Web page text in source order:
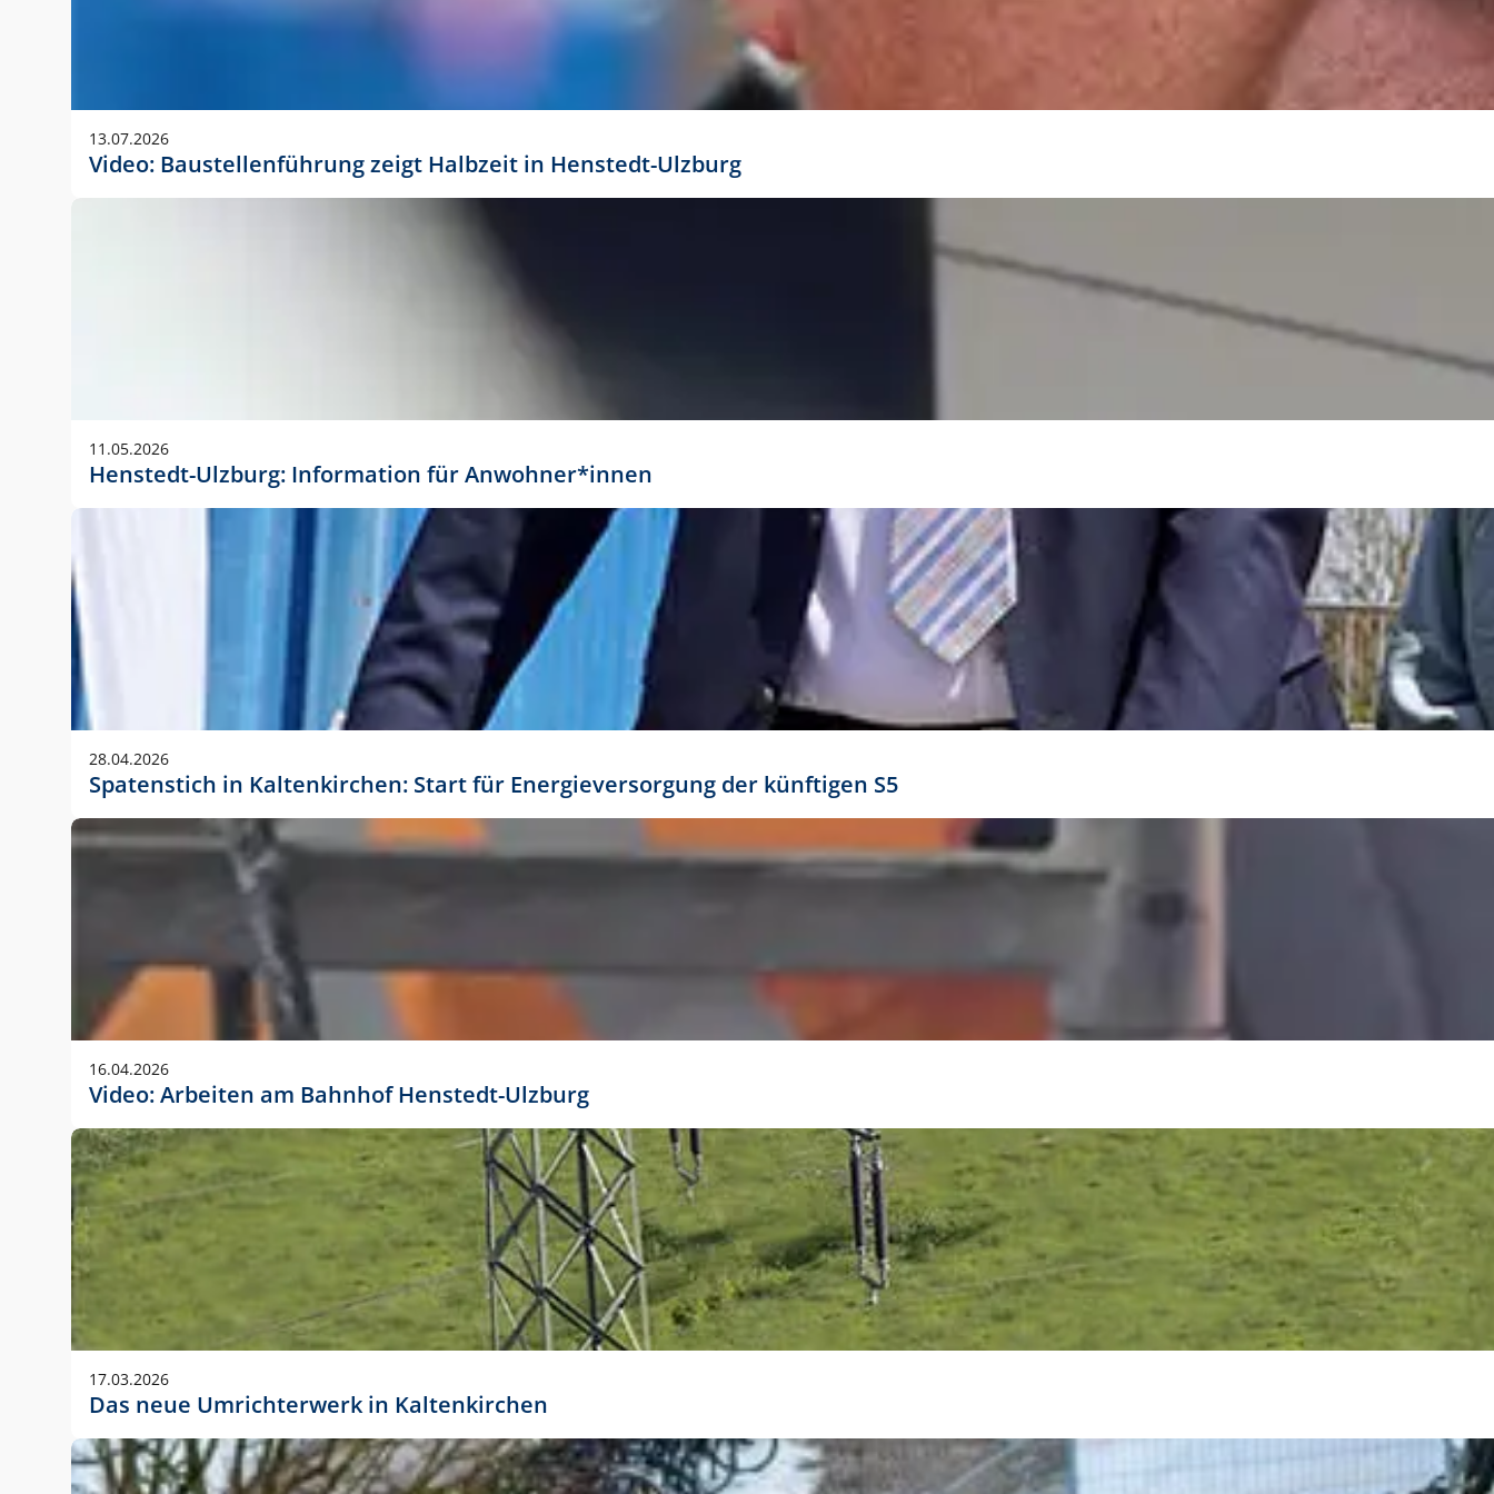
Anwendungsgröße im Layout:
Die Logohöhe beträgt 4 – 10 % der jeweiligen Formathöhe. Daraus ergeben sich für gängige Formate
folgende fest definierte Anwendungsgrößen im Layout:
DIN A3 – 15 mm hoch (5 %)
DIN A1 – 39 mm hoch (5 %)
DIN lang – 10 mm hoch (5 %)
1080 x 1080 px – 78 px hoch (7 %)
In Ausnahmefällen darf das Logo jedoch auch größer oder kleiner gesetzt werden. Dazu bedarf es jedoch
stets der vorherigen Absprache mit der Marketingabteilung.
13.07.2026
Video: Baustellenführung zeigt Halbzeit in Henstedt-Ulzburg
11.05.2026
Henstedt-Ulzburg: Information für Anwohner*innen
28.04.2026
Spatenstich in Kaltenkirchen: Start für Energieversorgung der künftigen S5
16.04.2026
Video: Arbeiten am Bahnhof Henstedt-Ulzburg
17.03.2026
Das neue Umrichterwerk in Kaltenkirchen